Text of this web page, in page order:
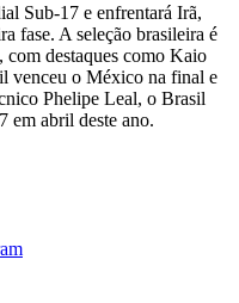
Sub-17 e enfrentará Irã,
fase. A seleção brasileira é
com destaques como Kaio
venceu o México na final e
Phelipe Leal, o Brasil
em abril deste ano.